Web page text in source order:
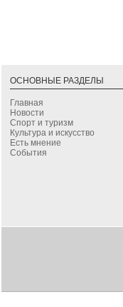
ОСНОВНЫЕ РАЗДЕЛЫ
Главная
Новости
Спорт и туризм
Культура и искусство
Есть мнение
События